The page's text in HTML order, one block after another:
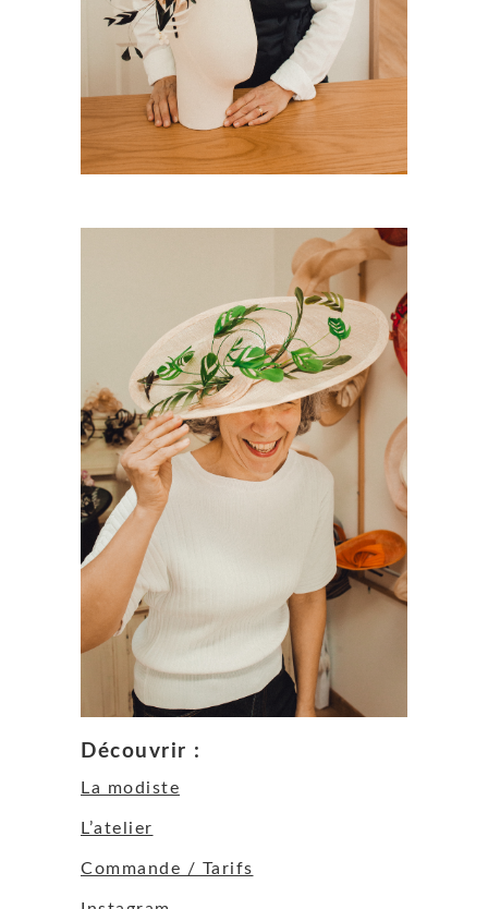
Découvrir :
La modiste
L’atelier
Commande / Tarifs